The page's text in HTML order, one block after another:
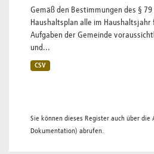
Gemäß den Bestimmungen des §
Haushaltsplan alle im Haushaltsjahr
Aufgaben der Gemeinde
und...
CSV
Sie können dieses Register auch über die
Dokumentation) abrufen.